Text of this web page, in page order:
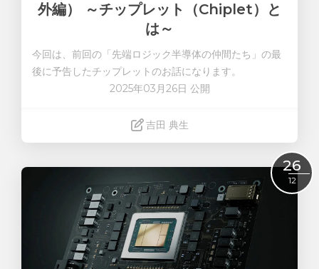
外編） ～チップレット（Chiplet）と
は～
今回は、前回の「先端ロジック半導体の仲間たち」の最
後に予告したチップレットのお話になります。
2025年03月26日 公開
吉田 典生
26
12